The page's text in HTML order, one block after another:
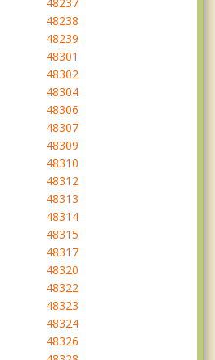
48238
48239
48301
48302
48304
48306
48307
48309
48310
48312
48313
48314
48315
48317
48320
48322
48323
48324
48326